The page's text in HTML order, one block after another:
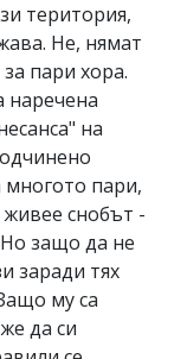
територия,
Не, нямат
пари хора.
наречена
на
многото пари,
снобът -
Но защо да не
заради тях
му са
да си